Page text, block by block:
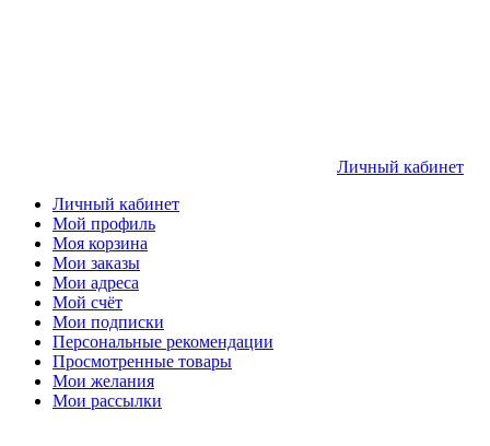
Личный кабинет
Личный кабинет
Мой профиль
Моя корзина
Мои заказы
Мои адреса
Мой счёт
Мои подписки
Персональные рекомендации
Просмотренные товары
Мои желания
Мои рассылки